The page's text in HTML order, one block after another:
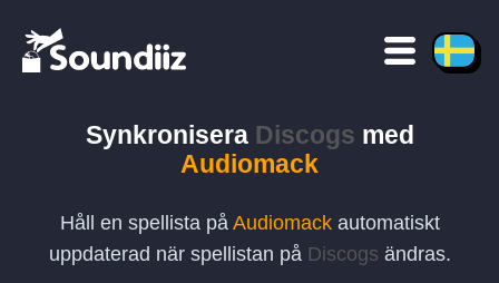
Synkronisera Discogs med
Audiomack
Håll en spellista på Audiomackautomatiskt
uppdaterad när spellistan på Discogs ändras.